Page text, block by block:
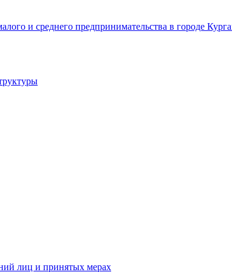
и среднего предпринимательства в городе
лиц и принятых мерах